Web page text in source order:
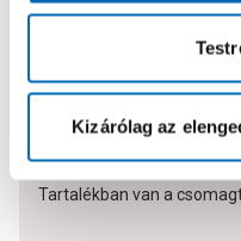
Kizárólag az
Tartalékban van a